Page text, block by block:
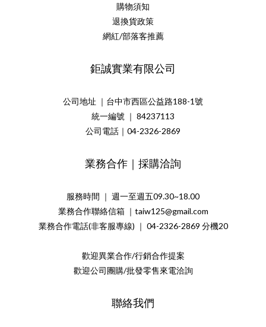
購物須知
退換貨政策
網紅/部落客推薦
鉅誠實業有限公司
公司地址 ｜台中市西區公益路188-1號
統一編號 ｜ 84237113
公司電話｜04-2326-2869
業務合作｜採購洽詢
服務時間 ｜ 週一至週五09.30~18.00
業務合作聯絡信箱 ｜taiw125@gmail.com
業務合作電話(非客服專線) ｜ 04-2326-2869 分機20
歡迎異業合作/行銷合作提案
歡迎公司團購/批發零售來電洽詢
聯絡我們